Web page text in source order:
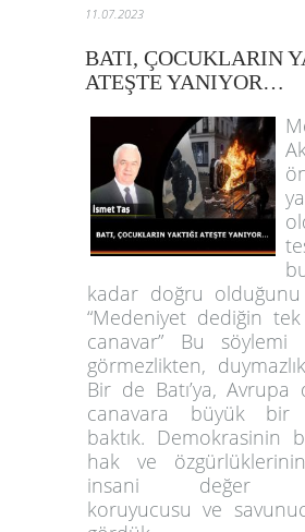
11.07.2023
BATI, ÇOCUKLARIN
ATEŞTE YANIYOR…
kadar doğru
“Medeniyet dediğin
canavar” Bu söylemi
görmezlikten,
Bir de Batı’ya, Avrupa
canavara büyük bir
baktık. Demokrasinin
hak ve
insani değer
koruyucusu ve